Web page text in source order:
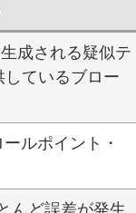
成される疑似テ
しているブロー
ルポイント・
んど誤差が発生